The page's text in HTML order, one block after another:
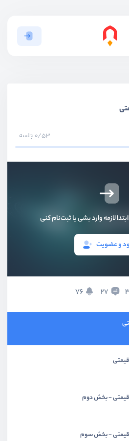
0/53 جلسه
لازمه وارد بشی یا ثبت‌نام کنی
و عضویت
27
76
پایه
های کاربردی
جدید
پروژه جدید
قیمتی - بخش دوم
قیمتی - بخش سوم